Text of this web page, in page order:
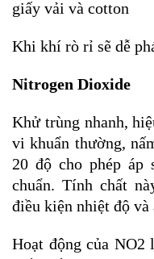
giấy vải và cotton
Khi khí rò rỉ sẽ dễ
Nitrogen Dioxide
Khử trùng nhanh,
vi khuẩn thường,
20 độ cho phép
chuẩn. Tính chất
điều kiện nhiệt độ và
Hoạt động của NO2